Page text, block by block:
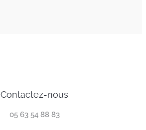
Contactez-nous
05 63 54 88 83